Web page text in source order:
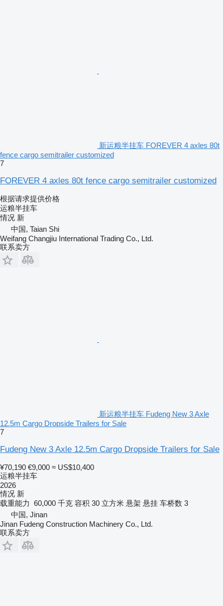
新运粮半挂车 FOREVER 4 axles 80t
fence cargo semitrailer customized
7
FOREVER 4 axles 80t fence cargo semitrailer customized
根据请求提供价格
运粮半挂车
情况 新
中国, Taian Shi
Weifang Changjiu International Trading Co., Ltd.
联系卖方
新运粮半挂车 Fudeng New 3 Axle
12.5m Cargo Dropside Trailers for Sale
7
Fudeng New 3 Axle 12.5m Cargo Dropside Trailers for Sale
¥70,190 €9,000 ≈ US$10,400
运粮半挂车
2026
情况 新
载重能力 60,000 千克 容积 30 立方米 悬架 悬挂 车桥数 3
中国, Jinan
Jinan Fudeng Construction Machinery Co., Ltd.
联系卖方